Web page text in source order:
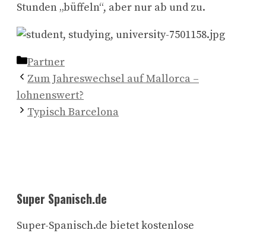
Stunden „büffeln“, aber nur ab und zu.
Kategorien
Partner
Zum Jahreswechsel auf Mallorca –
lohnenswert?
Typisch Barcelona
Super Spanisch.de
Super-Spanisch.de bietet kostenlose